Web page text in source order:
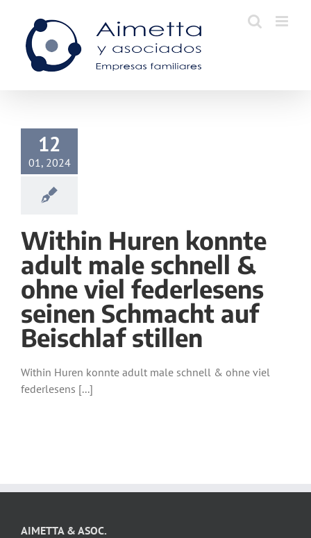
content
12
01, 2024
Within Huren konnte
adult male schnell &
ohne viel federlesens
seinen Schmacht auf
Beischlaf stillen
Within Huren konnte adult male schnell & ohne viel
federlesens [...]
AIMETTA & ASOC.